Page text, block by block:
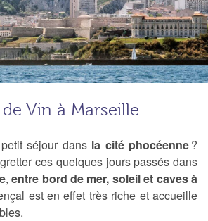
Vin à Marseille
séjour dans la cité phocéenne?
ces quelques jours passés dans
,entre bord de mer, soleil et caves à
est en effet très riche et accueille